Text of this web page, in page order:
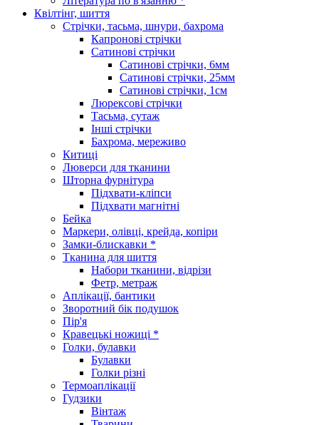
Квілтінг, шиття
Стрічки, тасьма, шнури, бахрома
Капронові стрічки
Сатинові стрічки
Сатинові стрічки, 6мм
Сатинові стрічки, 25мм
Сатинові стрічки, 1см
Люрексові стрічки
Тасьма, сутаж
Інші стрічки
Бахрома, мереживо
Китиці
Люверси для тканини
Шторна фурнітура
Підхвати-кліпси
Підхвати магнітні
Бейка
Маркери, олівці, крейда, копіри
Замки-блискавки *
Тканина для шиття
Набори тканини, відрізи
Фетр, метраж
Аплікації, бантики
Зворотний бік подушок
Пір'я
Кравецькі ножиці *
Голки, булавки
Булавки
Голки різні
Термоаплікації
Гудзики
Вінтаж